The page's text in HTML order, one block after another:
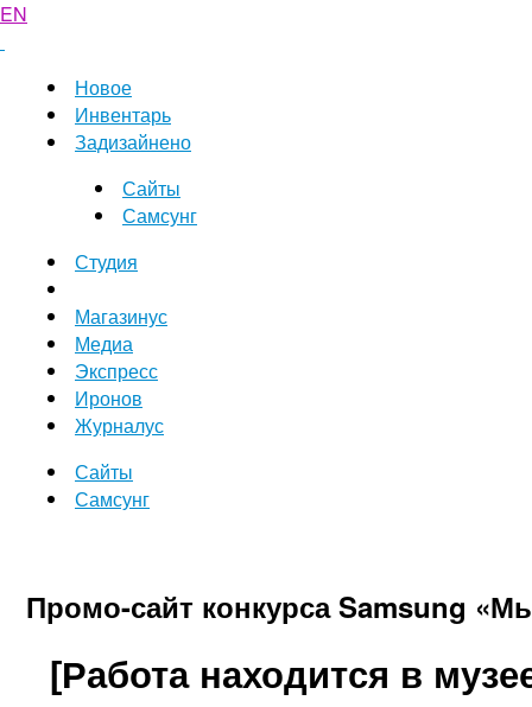
EN
Новое
Инвентарь
Задизайнено
Сайты
Самсунг
Студия
Магазинус
Медиа
Экспресс
Иронов
Журналус
Сайты
Самсунг
Промо-сайт конкурса Samsung
[Работа находится в